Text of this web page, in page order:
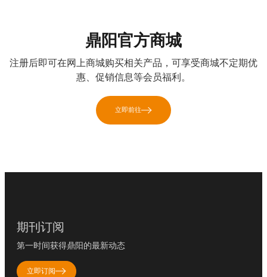
鼎阳官方商城
注册后即可在网上商城购买相关产品，可享受商城不定期优
惠、促销信息等会员福利。
立即前往
期刊订阅
第一时间获得鼎阳的最新动态
立即订阅